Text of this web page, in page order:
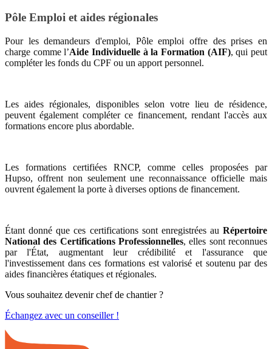
Pôle Emploi et aides régionales
Pour les demandeurs d'emploi, Pôle emploi offre des prises en
charge comme l’Aide Individuelle à la Formation (AIF), qui peut
compléter les fonds du CPF ou un apport personnel.
Les aides régionales, disponibles selon votre lieu de résidence,
peuvent également compléter ce financement, rendant l'accès aux
formations encore plus abordable.
Les formations certifiées RNCP, comme celles proposées par
Hupso, offrent non seulement une reconnaissance officielle mais
ouvrent également la porte à diverses options de financement.
Étant donné que ces certifications sont enregistrées au Répertoire
National des Certifications Professionnelles, elles sont reconnues
par l'État, augmentant leur crédibilité et l'assurance que
l'investissement dans ces formations est valorisé et soutenu par des
aides financières étatiques et régionales.
Vous souhaitez devenir chef de chantier ?
Échangez avec un conseiller !